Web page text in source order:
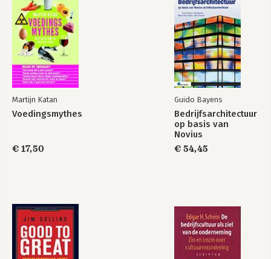
Martijn Katan
Voedingsmythes
€ 17,50
Guido Bayens
Bedrijfsarchitectuur
op basis van
Novius
€ 54,45